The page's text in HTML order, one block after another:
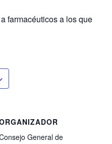
farmacéuticos a los que
General de